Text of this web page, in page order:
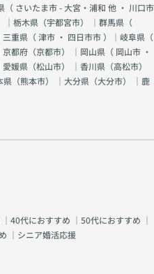
（ さいたま市 - 大宮・浦和 他 ・ 川口市
｜栃木県（宇都宮市） ｜群馬県（
三重県（津市 ・ 四日市市）｜岐阜県（
京都府（京都市） ｜岡山県（ 岡山市 ・
愛媛県（松山市） ｜香川県（高松市）
県（熊本市） ｜大分県（大分市） ｜鹿
｜ 40代におすすめ ｜ 50代におすすめ ｜
｜ シニア婚活応援